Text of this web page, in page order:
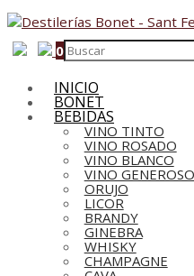
0
INICIO
BONET
BEBIDAS
VINO TINTO
VINO ROSADO
VINO BLANCO
VINO GENEROSO
ORUJO
LICOR
BRANDY
GINEBRA
WHISKY
CHAMPAGNE